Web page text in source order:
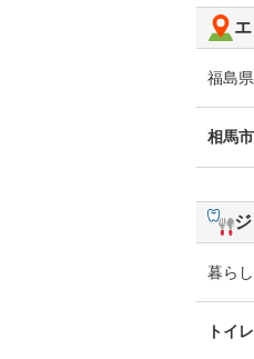
福島県
相馬市
暮ら
トイ